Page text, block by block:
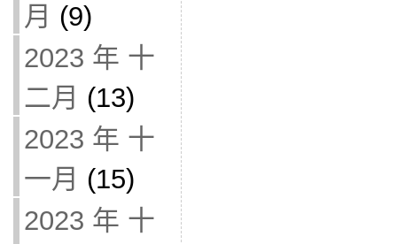
月 (9)
2023 年 十
二月 (13)
2023 年 十
一月 (15)
2023 年 十